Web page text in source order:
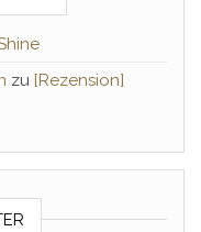
zu [Rezension]